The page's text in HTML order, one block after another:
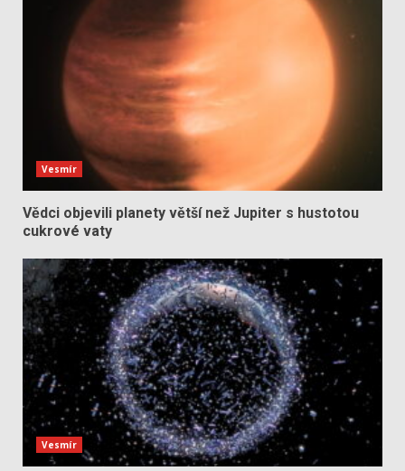
Vesmír
Vědci objevili planety větší než Jupiter s hustotou
cukrové vaty
Vesmír